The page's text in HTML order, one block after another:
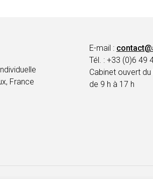
France
E-mail :
Tél. : +33 (0)6 49
Cabinet ouvert
de 9 h à 17 h